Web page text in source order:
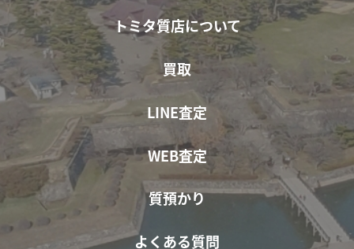
トミタ質店について
買取
LINE査定
WEB査定
質預かり
よくある質問